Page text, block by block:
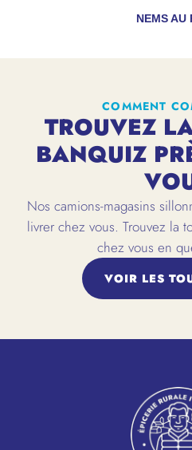
NEMS AU
COMMENT
TROUVEZ
BANQUIZ
Nos camions-magasins
livrer chez vous. Trouvez la
chez vous en
VOIR LES